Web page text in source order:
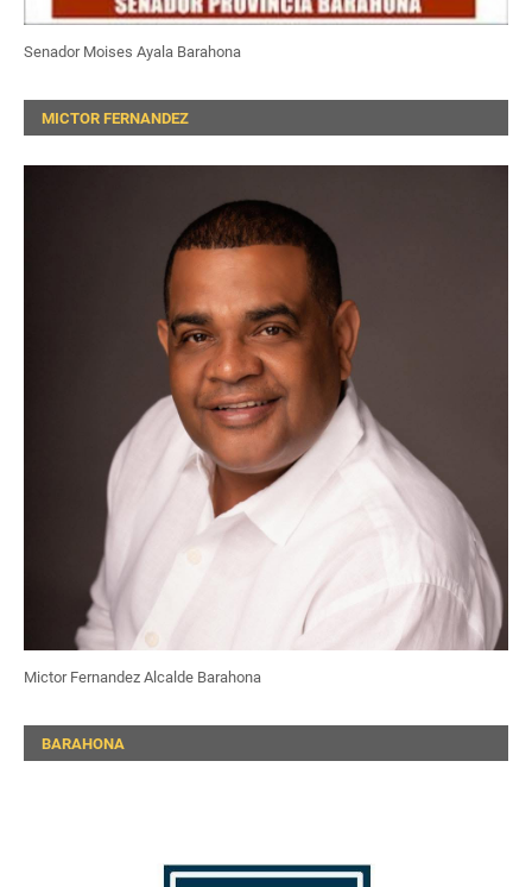
Senador Moises Ayala Barahona
MICTOR FERNANDEZ
Mictor Fernandez Alcalde Barahona
BARAHONA